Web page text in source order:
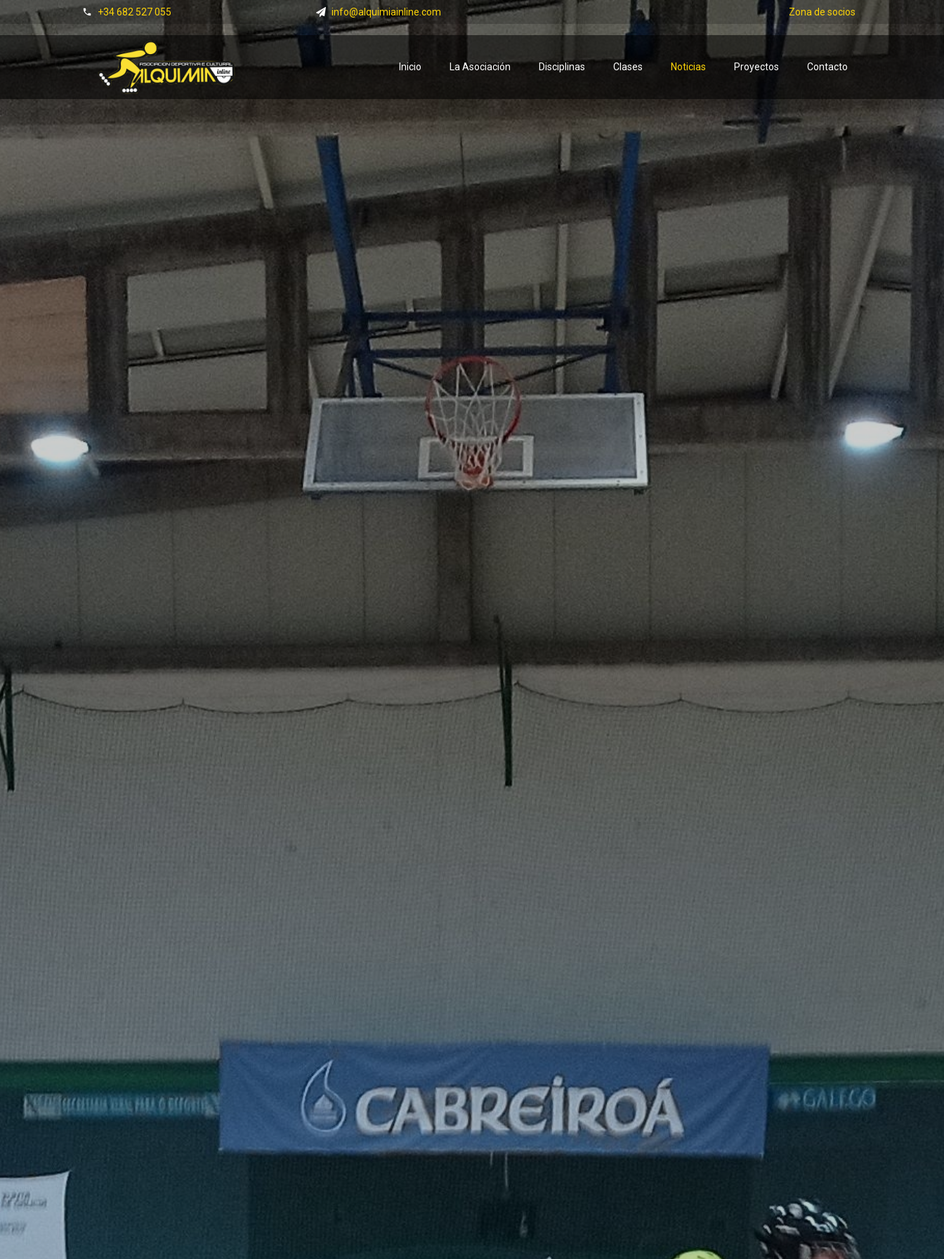
+34 682 527 055 info@alquimiainline.com Zona de socios
Inicio La Asociación Disciplinas Clases Noticias Proyectos Contacto